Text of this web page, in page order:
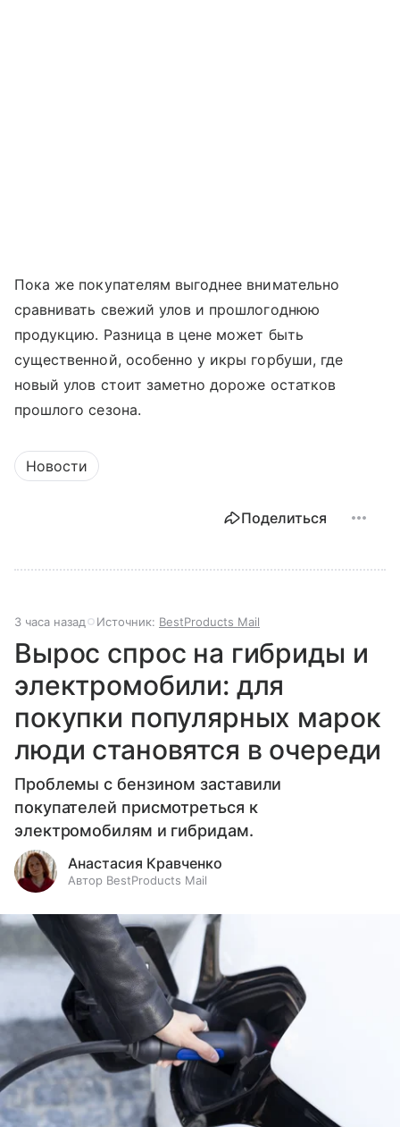
Пока же покупателям выгоднее внимательно
сравнивать свежий улов и прошлогоднюю
продукцию. Разница в цене может быть
существенной, особенно у икры горбуши, где
новый улов стоит заметно дороже остатков
прошлого сезона.
Новости
Поделиться
3 часа назад Источник: BestProducts Mail
Вырос спрос на гибриды и
электромобили: для
покупки популярных марок
люди становятся в очереди
Проблемы с бензином заставили
покупателей присмотреться к
электромобилям и гибридам.
Анастасия Кравченко
Автор BestProducts Mail